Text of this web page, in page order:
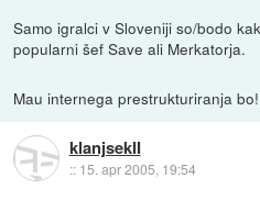
Samo igralci v Sloveniji so/bodo
popularni šef Save ali Merkatorja.
Mau internega prestrukturiranja bo!
klanjsekII
:: 15. apr 2005, 19:54